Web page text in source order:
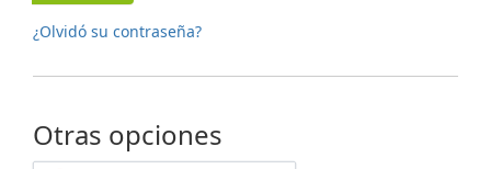
¿Olvidó su contraseña?
Otras opciones